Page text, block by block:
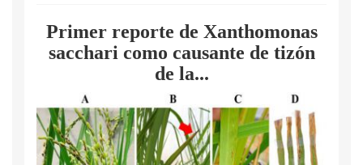
Primer reporte de Xanthomonas
sacchari como causante de tizón
de la...